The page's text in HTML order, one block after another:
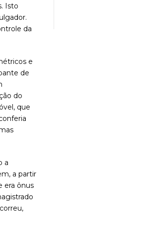
Isto
da
e
de
do
que
a
a partir
era ônus